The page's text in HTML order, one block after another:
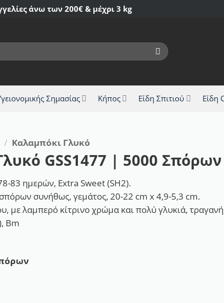
άνω των 200€ & μέχρι 3 kg
Σημασίας Κήπος Είδη Σπιτιού Είδη
/ Καλαμπόκι Γλυκό
GSS1477 | 5000 Σπόρων
83 ημερών, Extra Sweet (SH2).
συνήθως, γεμάτος, 20-22 cm x 4,9-5,3 cm.
με λαμπερό κίτρινο χρώμα και πολύ γλυκιά,
Bm